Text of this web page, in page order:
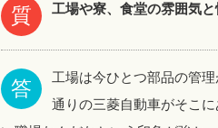
質 工場や寮、食堂の雰囲気
答
工場は今ひとつ部品の管
通りの三菱自動車がそこ